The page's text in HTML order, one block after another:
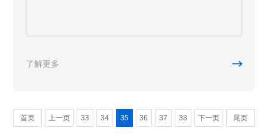
了解更多 
首页 上一页 33 34 35 36 37 38 下一页 尾页